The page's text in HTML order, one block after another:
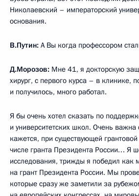
Николаевский – императорский
основания.
В.Путин: А Вы когда профессором
Д.Морозов: Мне 41, я докторскую
хирург, с первого курса – в клинике,
и получилось, много работал.
Я бы очень хотел сказать по
и университетских школ. Очень важна
кажется, при существующей
числе гранта Президента России… Я
исследования, трижды я победил как
на грант Президента России. Мы
которые сразу же заметили за